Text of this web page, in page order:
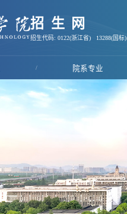
招生网
招生代码: 0122(浙江省) 13288(国标)
/ 院系专业